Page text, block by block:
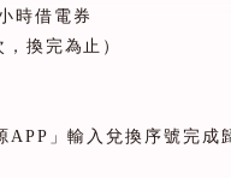
時借電券
，換完為止）
APP 」輸入兌換序號完成